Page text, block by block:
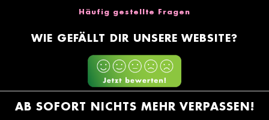
Häufig gestellte Fragen
WIE GEFÄLLT DIR UNSERE WEBSITE?
AB SOFORT NICHTS MEHR VERPASSEN!